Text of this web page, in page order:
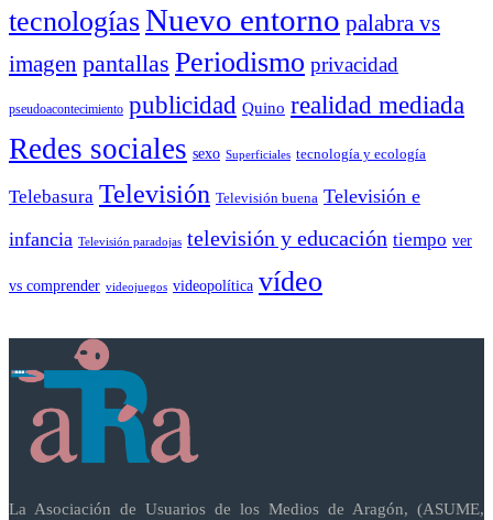
tecnologíasNuevo entorno palabra vs
imagen pantallas Periodismo privacidad
pseudoacontecimiento publicidad Quino realidad mediada
Redes sociales sexo Superficiales tecnología y ecología
Telebasura Televisión Televisión buena Televisión e
infancia Televisión paradojas televisión y educación tiempo ver
vs comprender videojuegos videopolítica vídeo
La Asociación de Usuarios de los Medios de Aragón, (ASUME,